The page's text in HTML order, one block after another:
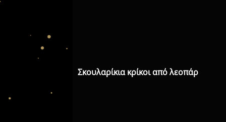
Σκουλαρίκια κρίκοι από λεοπάρ